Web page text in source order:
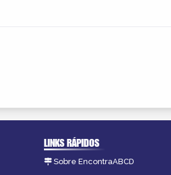
LINKS RÁPIDOS
Sobre EncontraABCD